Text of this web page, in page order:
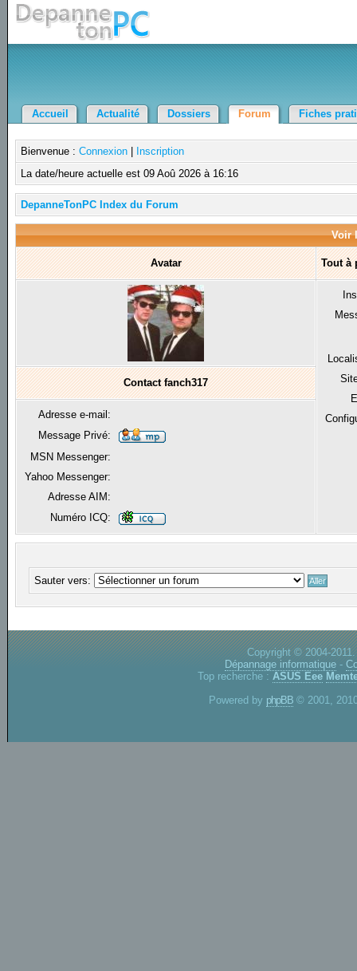
Accueil Actualité Dossiers Forum Fiches
Bienvenue :Connexion
Inscription
La date/heure actuelle est 09 Aoû 2026 à 16:16
DepanneTonPC Index du Forum
Voir
Avatar Tout à
Contact fanch317
Adresse e-mail:
Message Privé:
MSN Messenger:
Yahoo Messenger:
Adresse AIM:
Numéro ICQ:
Sauter vers:
Copyright © 2004-
Dépannage informatique -
Top recherche : ASUS Eee
Powered by phpBB © 2001,